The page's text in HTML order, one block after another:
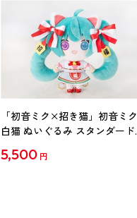
「初音ミク×招き猫」初音ミク
白猫 ぬいぐるみ スタンダード
5,500 円